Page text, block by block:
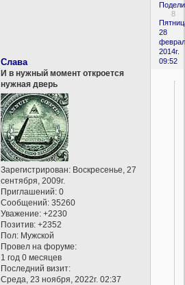
8
28
2014г.
09:52
Слава
И в нужный момент откроется
нужная дверь
Зарегистрирован: Воскресенье, 27
сентября, 2009г.
Приглашений: 0
Сообщений: 35260
Уважение: +2230
Позитив: +2352
Пол: Мужской
Провел на форуме:
1 год 0 месяцев
Последний визит:
Среда, 23 ноября, 2022г. 02:37